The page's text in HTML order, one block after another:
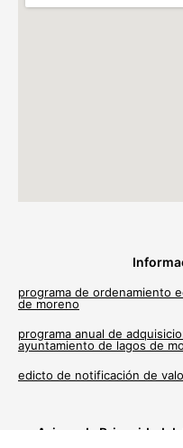
programa de ordenamiento
de moreno
programa anual de
ayuntamiento de lagos de
edicto de notificación de
Avisos de Privacidad